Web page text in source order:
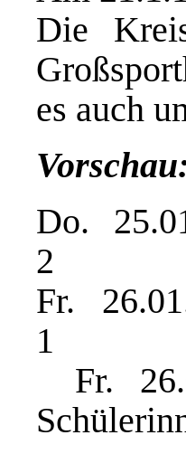
Die
es auch
Do.
Fr.
Fr.